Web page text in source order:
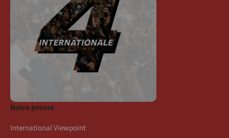
Notre presse
International Viewpoint